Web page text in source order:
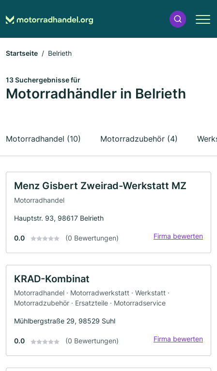
Startseite Belrieth
13 Suchergebnisse für
Motorradhändler in Belrieth
Motorradhandel (10) Motorradzubehör (4)
Menz Gisbert Zweirad-Werkstatt MZ
Motorradhandel
Hauptstr. 93, 98617 Belrieth
0.0 (0 Bewertungen) Firma bewerten
KRAD-Kombinat
Motorradhandel · Motorradwerkstatt · Werkstatt ·
Motorradzubehör · Ersatzteile · Motorradservice
Mühlbergstraße 29, 98529 Suhl
0.0 (0 Bewertungen) Firma bewerten